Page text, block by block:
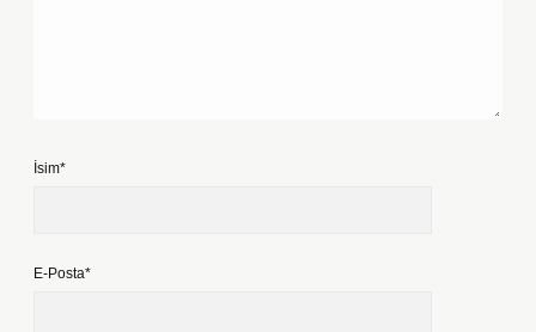
İsim*
E-Posta*